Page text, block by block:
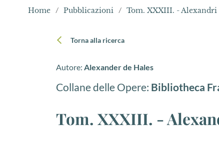
Home / Pubblicazioni /
Torna alla ricerca
Autore: Alexander de Hales
Collane delle Opere: Bibliotheca
Tom. XXXIII. -